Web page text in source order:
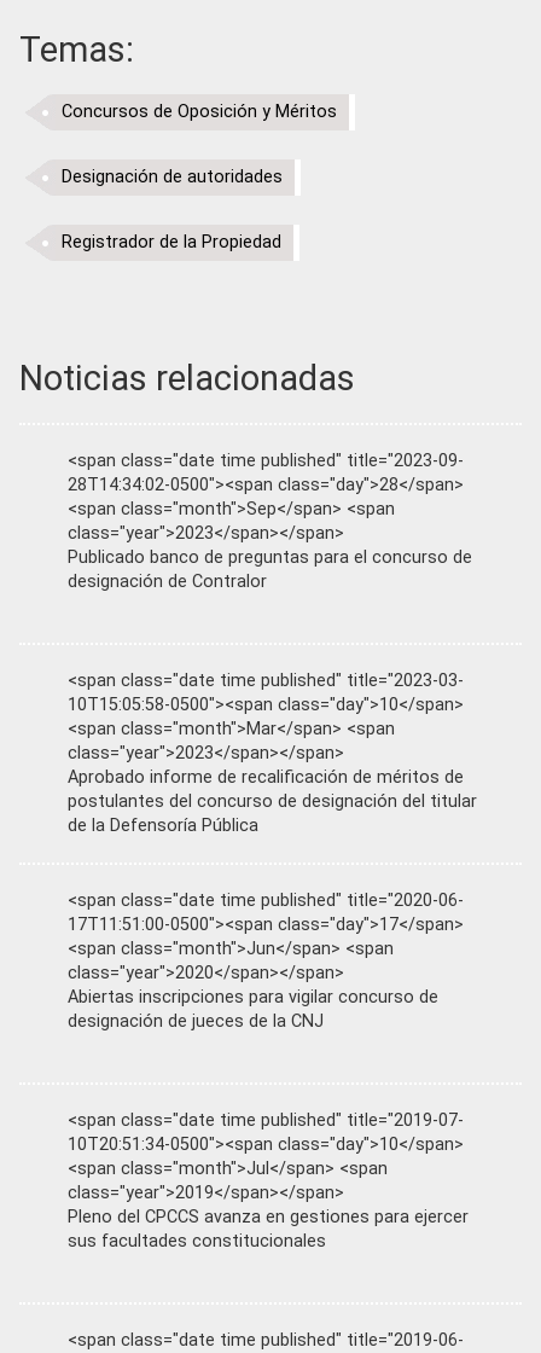
Temas:
Concursos de Oposición y Méritos
Designación de autoridades
Registrador de la Propiedad
Noticias relacionadas
<span class="date time published" title="2023-09-
28T14:34:02-0500"><span class="day">28</span>
<span class="month">Sep</span> <span
class="year">2023</span></span>
Publicado banco de preguntas para el concurso de
designación de Contralor
<span class="date time published" title="2023-03-
10T15:05:58-0500"><span class="day">10</span>
<span class="month">Mar</span> <span
class="year">2023</span></span>
Aprobado informe de recalificación de méritos de
postulantes del concurso de designación del titular
de la Defensoría Pública
<span class="date time published" title="2020-06-
17T11:51:00-0500"><span class="day">17</span>
<span class="month">Jun</span> <span
class="year">2020</span></span>
Abiertas inscripciones para vigilar concurso de
designación de jueces de la CNJ
<span class="date time published" title="2019-07-
10T20:51:34-0500"><span class="day">10</span>
<span class="month">Jul</span> <span
class="year">2019</span></span>
Pleno del CPCCS avanza en gestiones para ejercer
sus facultades constitucionales
<span class="date time published" title="2019-06-